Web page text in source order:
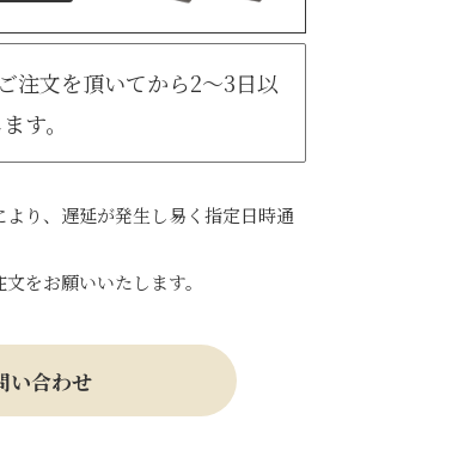
注文を頂いてから2～3日以
す。
り、遅延が発生し易く指定日時通
をお願いいたします。
い合わせ